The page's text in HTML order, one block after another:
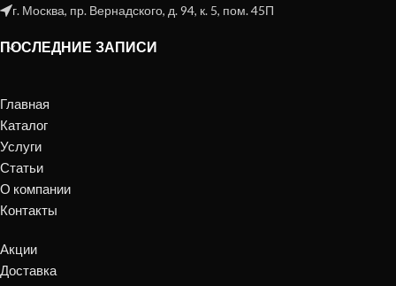
г. Москва, пр. Вернадского, д. 94, к. 5, пом. 45П
ПОСЛЕДНИЕ ЗАПИСИ
Главная
Каталог
Услуги
Статьи
О компании
Контакты
Акции
Доставка